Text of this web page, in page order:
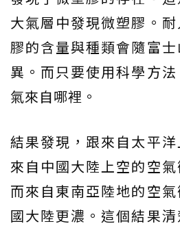
大氣層中發現微塑膠。
膠的含量與種類會隨富
異。而只要使用科學方
氣來自哪裡。
結果發現，跟來自太平洋
來自中國大陸上空的空氣
而來自東南亞陸地的空
國大陸更濃。這個結果